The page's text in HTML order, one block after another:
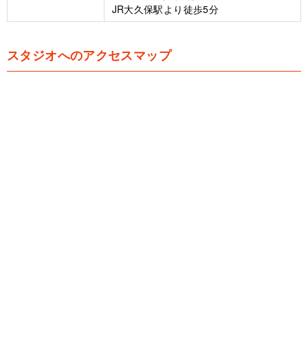
JR大久保駅より徒歩5分
スタジオへのアクセスマップ